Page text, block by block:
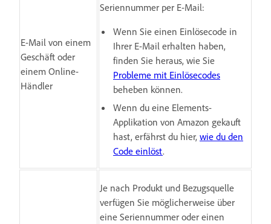
E-Mail von einem
Geschäft oder
einem Online-
Händler
Seriennummer per E-Mail:
Wenn Sie einen Einlösecode in
Ihrer E-Mail erhalten haben,
finden Sie heraus, wie Sie
Probleme mit Einlösecodes
beheben können.
Wenn du eine Elements-
Applikation von Amazon gekauft
hast, erfährst du hier, wie du den
Code einlöst.
Je nach Produkt und Bezugsquelle
verfügen Sie möglicherweise über
eine Seriennummer oder einen